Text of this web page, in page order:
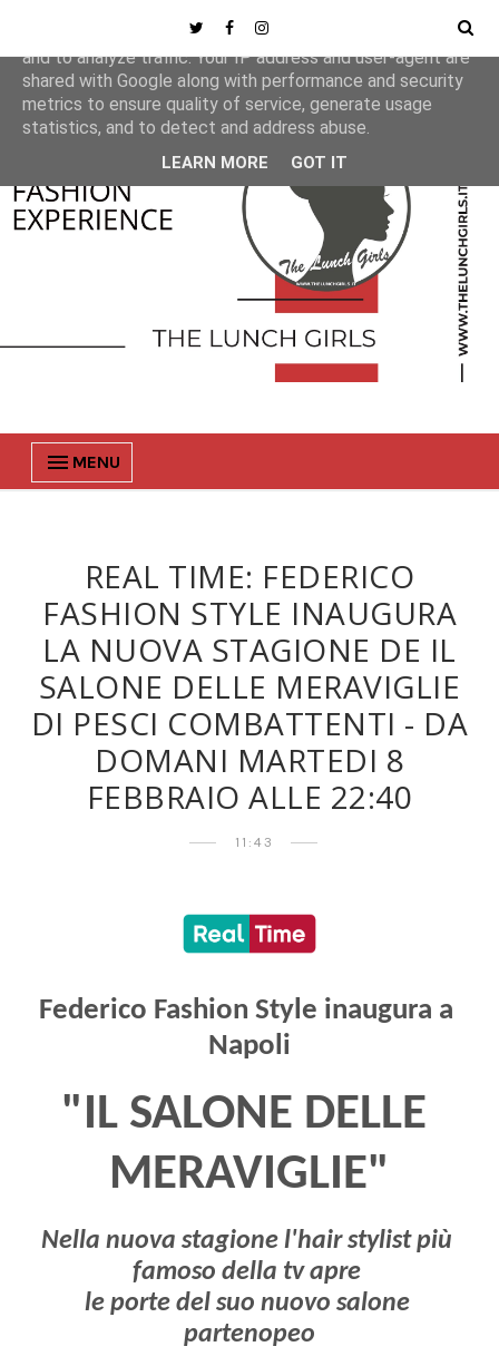
MENU
REAL TIME: FEDERICO
FASHION STYLE INAUGURA
LA NUOVA STAGIONE DE IL
SALONE DELLE MERAVIGLIE
DI PESCI COMBATTENTI - DA
DOMANI MARTEDI 8
FEBBRAIO ALLE 22:40
11:43
Federico Fashion Style inaugura a
Napoli
"IL SALONE DELLE
MERAVIGLIE"
Nella nuova stagione l'hair stylist più
famoso della tv apre
le porte del suo nuovo salone
partenopeo
This site uses cookies from Google to deliver its services
and to analyze traffic. Your IP address and user-agent are
shared with Google along with performance and security
metrics to ensure quality of service, generate usage
statistics, and to detect and address abuse.
LEARN MORE GOT IT